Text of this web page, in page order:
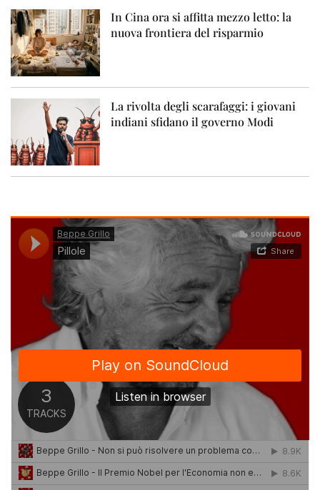
In Cina ora si affitta mezzo letto: la
nuova frontiera del risparmio
La rivolta degli scarafaggi: i giovani
indiani sfidano il governo Modi